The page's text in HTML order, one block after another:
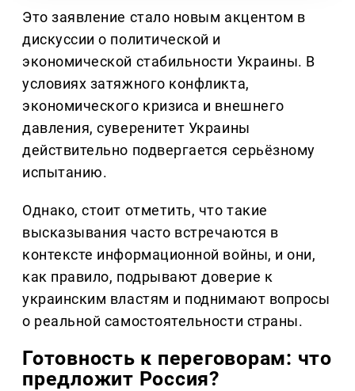
Это заявление стало новым акцентом в
дискуссии о политической и
экономической стабильности Украины. В
условиях затяжного конфликта,
экономического кризиса и внешнего
давления, суверенитет Украины
действительно подвергается серьёзному
испытанию.
Однако, стоит отметить, что такие
высказывания часто встречаются в
контексте информационной войны, и они,
как правило, подрывают доверие к
украинским властям и поднимают вопросы
о реальной самостоятельности страны.
Готовность к переговорам: что
предложит Россия?